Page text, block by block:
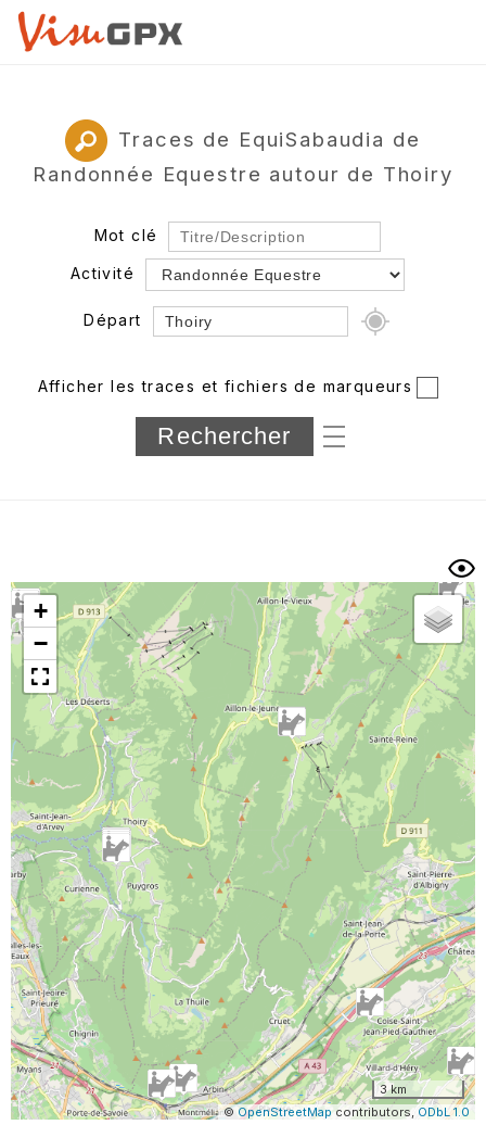
Traces de EquiSabaudia de
Randonnée Equestre autour de Thoiry
Mot clé
Activité
Départ
Département
Longueur min/max
Trier par
Horodatage Photos
Afficher les traces et fichiers de marqueurs
+
−
3 km
© OpenStreetMap contributors, ODbL 1.0